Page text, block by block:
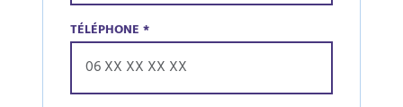
TÉLÉPHONE*